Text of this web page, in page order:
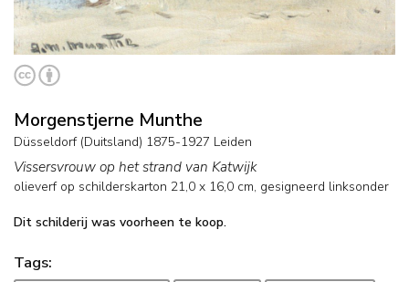
Morgenstjerne Munthe
Düsseldorf (Duitsland) 1875-1927 Leiden
Vissersvrouw op het strand van Katwijk
olieverf op schilderskarton 21,0 x 16,0 cm, gesigneerd linksonder
Dit schilderij was voorheen te koop.
Tags: